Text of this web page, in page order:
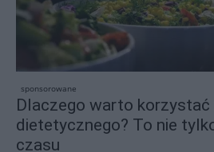
sponsorowane
Dlaczego warto korzystać
dietetycznego? To nie
czasu